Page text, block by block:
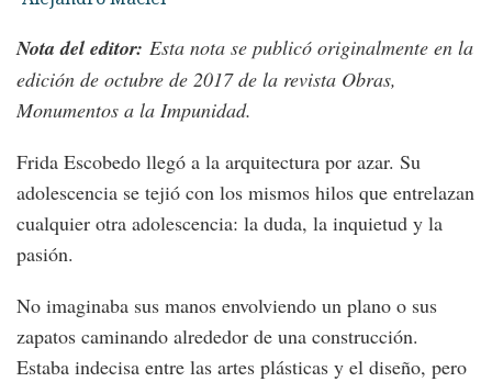
Nota del editor: Esta nota se publicó originalmente en la
edición de octubre de 2017 de la revista Obras,
Monumentos a la Impunidad.
Frida Escobedo llegó a la arquitectura por azar. Su
adolescencia se tejió con los mismos hilos que entrelazan
cualquier otra adolescencia: la duda, la inquietud y la
pasión.
No imaginaba sus manos envolviendo un plano o sus
zapatos caminando alrededor de una construcción.
Estaba indecisa entre las artes plásticas y el diseño, pero